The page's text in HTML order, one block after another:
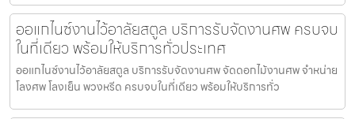
ออแกไนซ์งานไว้อาลัยสตูล บริการรับจัดงานศพ ครบจบ
ในที่เดียว พร้อมให้บริการทั่วประเทศ
ออแกไนซ์งานไว้อาลัยสตูล บริการรับจัดงานศพ จัดดอกไม้งานศพ จำหน่าย
โลงศพ โลงเย็น พวงหรีด ครบจบในที่เดียว พร้อมให้บริการทั่ว